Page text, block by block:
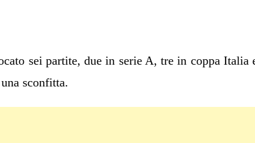
sei partite, due in serie A, tre in coppa Italia
sconfitta.